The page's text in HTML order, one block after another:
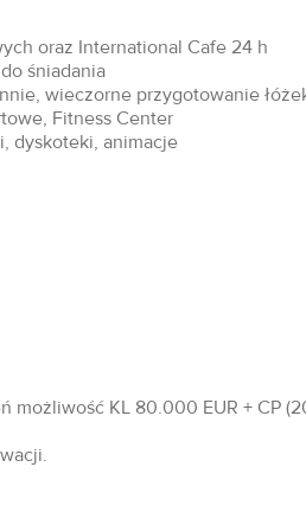
oraz International Cafe 24 h
śniadania
wieczorne przygotowanie
Fitness Center
dyskoteki, animacje
KL 80.000 EUR + CP